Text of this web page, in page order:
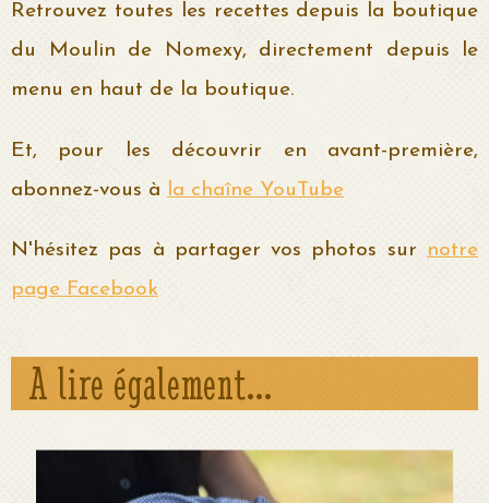
Retrouvez toutes les recettes depuis la boutique
du Moulin de Nomexy, directement depuis le
menu en haut de la boutique.
Et, pour les découvrir en avant-première,
abonnez-vous à
la chaîne YouTube
N'hésitez pas à partager vos photos sur
notre
page Facebook
A lire également...